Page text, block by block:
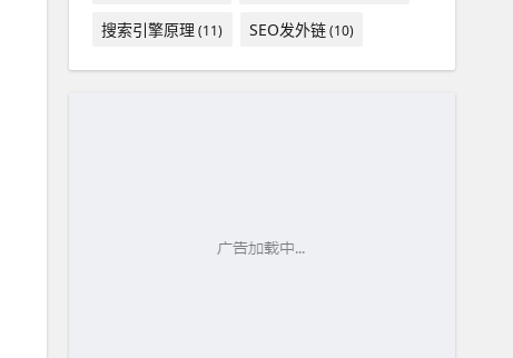
搜索引擎原理 (11) SEO发外链(10)